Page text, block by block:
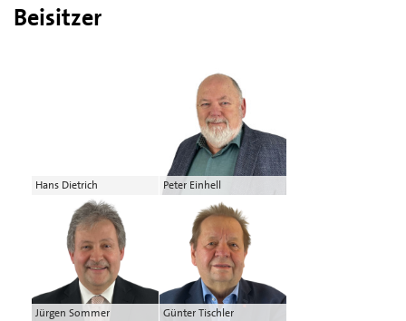
Beisitzer
Hans Dietrich Peter Einhell
Jürgen Sommer Günter Tischler